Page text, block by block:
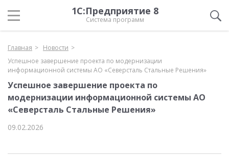
1С:Предприятие 8
Система программ
Главная
Новости
Успешное завершение проекта по модернизации
информационной системы АО «Северсталь Стальные Решения»
Успешное завершение проекта по
модернизации информационной системы АО
«Северсталь Стальные Решения»
09.02.2026